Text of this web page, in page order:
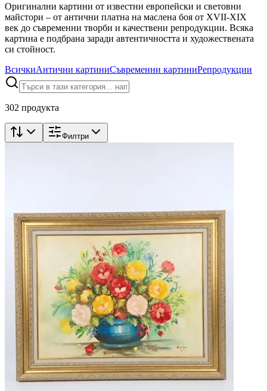
Оригинални картини от известни европейски и световни
майстори – от антични платна на маслена боя от XVII-XIX
век до съвременни творби и качествени репродукции. Всяка
картина е подбрана заради автентичността и художествената
си стойност.
ВсичкиАнтични картиниСъвременни картиниРепродукции
302 продукта
Филтри